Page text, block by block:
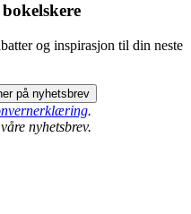
og inspirasjon til din neste
på nyhetsbrev
.
nyhetsbrev.